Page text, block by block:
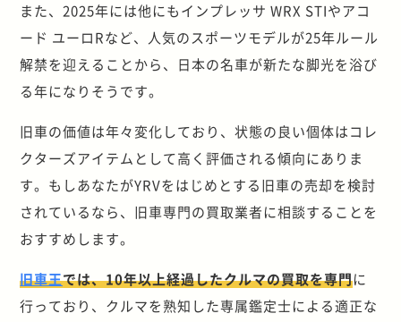
また、2025年には他にもインプレッサ WRX STIやアコ
ード ユーロRなど、人気のスポーツモデルが25年ルール
解禁を迎えることから、日本の名車が新たな脚光を浴び
る年になりそうです。
旧車の価値は年々変化しており、状態の良い個体はコレ
クターズアイテムとして高く評価される傾向にありま
す。もしあなたがYRVをはじめとする旧車の売却を検討
されているなら、旧車専門の買取業者に相談することを
おすすめします。
旧車王では、10年以上経過したクルマの買取を専門に
行っており、クルマを熟知した専属鑑定士による適正な